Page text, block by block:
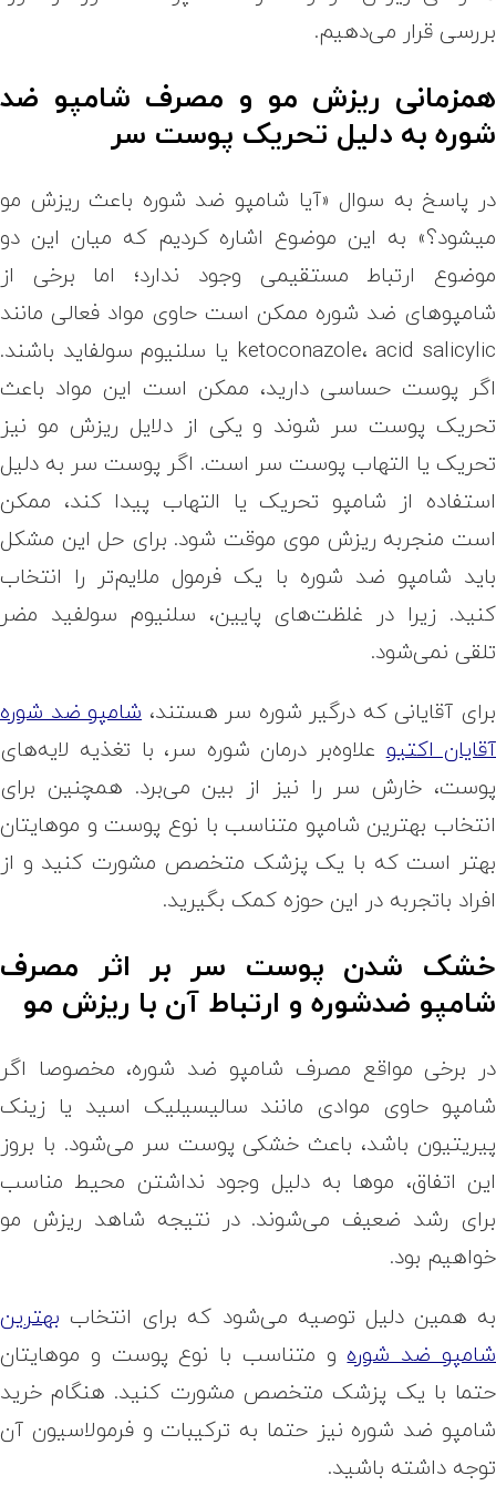
بررسی قرار می‌دهیم.
همزمانی ریزش مو و مصرف شامپو ضد
شوره به دلیل تحریک پوست سر
در پاسخ به سوال «آیا شامپو ضد شوره باعث ریزش مو
میشود؟» به این موضوع اشاره کردیم که میان این دو
موضوع ارتباط مستقیمی وجود ندارد؛ اما برخی از
شامپوهای ضد شوره ممکن است حاوی مواد فعالی مانند
ketoconazole، acid salicylic یا سلنیوم سولفاید باشند.
اگر پوست حساسی دارید، ممکن است این مواد باعث
تحریک پوست سر شوند و یکی از دلایل ریزش مو نیز
تحریک یا التهاب پوست سر است. اگر پوست سر به دلیل
استفاده از شامپو تحریک یا التهاب پیدا کند، ممکن
است منجر‌به ریزش موی موقت شود. برای حل این مشکل
باید شامپو ضد شوره با یک فرمول ملایم‌تر را انتخاب
کنید. زیرا در غلظت‌های پایین، سلنیوم سولفید مضر
تلقی نمی‌شود.
برای آقایانی که درگیر شوره سر هستند، شامپو ضد شوره
آقایان اکتیوعلاوه‌بر درمان شوره سر، با تغذیه لایه‌های
پوست، خارش سر را نیز از بین می‌برد. همچنین برای
انتخاب بهترین شامپو متناسب با نوع پوست و موهایتان
بهتر است که با یک پزشک متخصص مشورت کنید و از
افراد با‌تجربه در این حوزه کمک بگیرید.
خشک شدن پوست سر بر اثر مصرف
شامپو ضد‌شوره و ارتباط آن با ریزش مو
در برخی مواقع مصرف شامپو ضد شوره، مخصوصا اگر
شامپو حاوی موادی مانند سالیسیلیک اسید یا زینک
پیریتیون باشد، باعث خشکی پوست سر می‌شود. با بروز
این اتفاق، موها به دلیل وجود نداشتن محیط مناسب
برای رشد ضعیف می‌شوند. در نتیجه شاهد ریزش مو
خواهیم بود.
به همین دلیل توصیه می‌شود که برای انتخاب بهترین
شامپو ضد شورهو متناسب با نوع پوست و موهایتان
حتما با یک پزشک متخصص مشورت کنید. هنگام خرید
شامپو ضد شوره نیز حتما به ترکیبات و فرمولاسیون آن
توجه داشته باشید.